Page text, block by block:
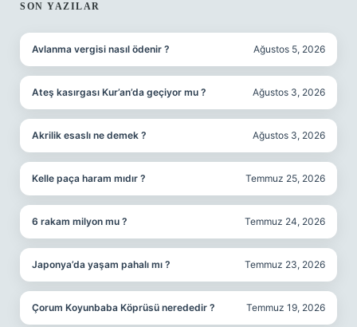
SON YAZILAR
Avlanma vergisi nasıl ödenir ? Ağustos 5, 2026
Ateş kasırgası Kur’an’da geçiyor mu ? Ağustos 3, 2026
Akrilik esaslı ne demek ? Ağustos 3, 2026
Kelle paça haram mıdır ? Temmuz 25, 2026
6 rakam milyon mu ? Temmuz 24, 2026
Japonya’da yaşam pahalı mı ? Temmuz 23, 2026
Çorum Koyunbaba Köprüsü nerededir ? Temmuz 19, 2026